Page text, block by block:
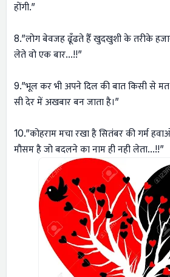
होंगी.”
8.”लोग बेवजह ढूँढते हैँ खुदखुशी के तरीके
लेते वो एक बार…!!”
9.”भूल कर भी अपने दिल की बात किसी से
सी देर में अखबार बन जाता है।”
10.”कोहराम मचा रखा है सितंबर की गर्म
मौसम है जो बदलने का नाम ही नही लेता…!!”